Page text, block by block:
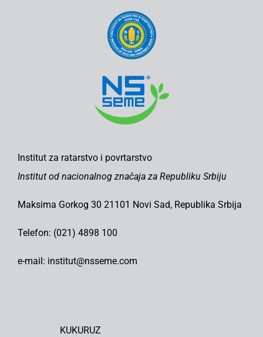
Institut za ratarstvo i povrtarstvo
Institut od nacionalnog značaja za Republiku Srbiju
Maksima Gorkog 30 21101 Novi Sad, Republika Srbija
Telefon: (021) 4898 100
e-mail: institut@nsseme.com
KUKURUZ